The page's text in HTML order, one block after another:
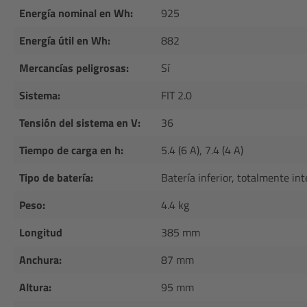
Energía nominal en Wh:
925
Energía útil en Wh:
882
Mercancías peligrosas:
Sí
Sistema:
FIT 2.0
Tensión del sistema en V:
36
Tiempo de carga en h:
5.4 (6 A), 7.4 (4 A)
Tipo de batería:
Batería inferior, totalmente
Peso:
4.4 kg
Longitud
385 mm
Anchura:
87 mm
Altura:
95 mm